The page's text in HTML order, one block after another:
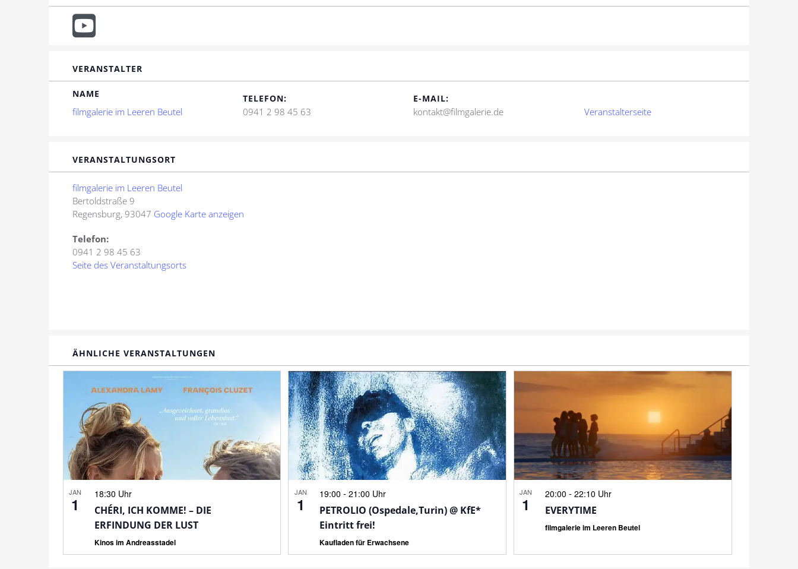
VERANSTALTER
NAME
filmgalerie im Leeren Beutel
TELEFON:
0941 2 98 45 63
E-MAIL:
kontakt@filmgalerie.de Veranstalterseite
VERANSTALTUNGSORT
filmgalerie im Leeren Beutel
Bertoldstraße 9
Regensburg, 93047 Google Karte anzeigen
Telefon:
0941 2 98 45 63
Seite des Veranstaltungsorts
ÄHNLICHE VERANSTALTUNGEN
JAN
1
18:30 Uhr
CHÉRI, ICH KOMME! – DIE
ERFINDUNG DER LUST
Kinos im Andreasstadel
JAN
1
19:00-21:00 Uhr
PETROLIO (Ospedale,Turin) @ KfE*
Eintritt frei!
Kaufladen für Erwachsene
JAN
1
20:00 - 22:10 Uhr
EVERYTIME
filmgalerie im Leeren Beutel